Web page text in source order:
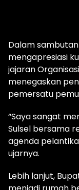
Dalam
mengapresiasi
jajaran
menegaskan
pemersatu
“Saya sangat
Sulsel bersama
agenda
ujarnya.‎‎
Lebih lanjut,